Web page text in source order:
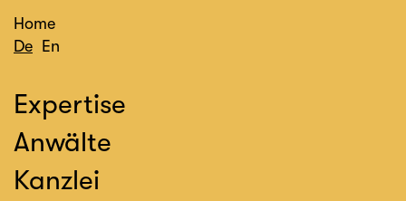
Home
De En
Expertise
Anwälte
Kanzlei